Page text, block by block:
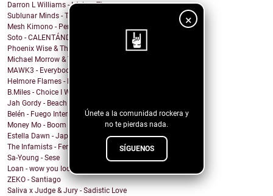
×
Únete a la comunidad rockera y
no te pierdas nada.
SÍGUENOS
Darron L Williams - I Adore Thee
Sublunar Minds - Take Care Of What You Got
Mesh Kimono - Permanent Death
Soto - CALENTÁNDOME
Phoenix Wise & The Resistance - There's No Kings
Michael Morrow & The Culprits - La Cruda
MAWK3 - Everybody Wants To Be You
Helmore Flames - Moonjoy
B.Miles - Choice I Would Choose
Jah Gordy - Beach Front Condo
Belén - Fuego Interno
Money Mo - Boom Boom
Estella Dawn - Japanese Boots
The Infamists - Feral Noises and Amphetamines
Sa-Young - Sese
Loan - wow you look undiagnosed
ZEKO - Santiago
Saliva x Judge & Jury - Sadistic Love